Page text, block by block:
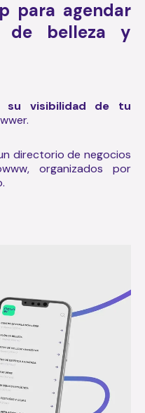
para agendar
de belleza y
su visibilidad de tu
directorio de negocios
organizados por